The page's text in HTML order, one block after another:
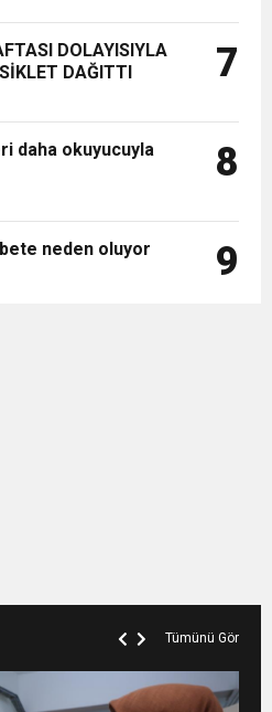
DOLAYISIYLA
DAĞITTI
7
daha okuyucuyla
8
neden oluyor 9
Tümünü Gör